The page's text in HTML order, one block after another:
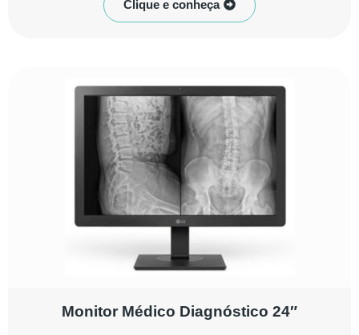
Clique e conheça
Monitor Médico Diagnóstico 24″